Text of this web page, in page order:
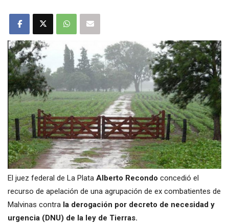
El juez federal de La Plata Alberto Recondo concedió el
recurso de apelación de una agrupación de ex combatientes de
Malvinas contra la derogación por decreto de necesidad y
urgencia (DNU) de la ley de Tierras.